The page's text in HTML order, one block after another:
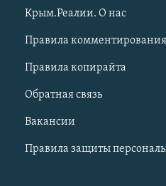
Крым.Реалии. О нас
Правила комментирования
Правила копирайта
Обратная связь
Вакансии
Правила защиты